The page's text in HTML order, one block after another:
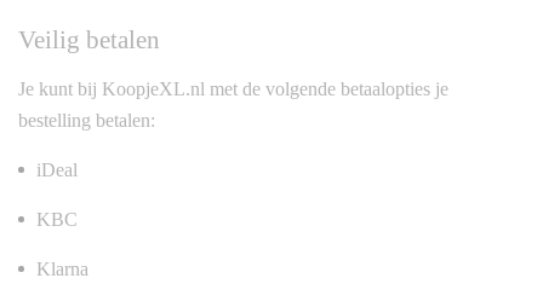
Veilig betalen
Je kunt bij KoopjeXL.nl met de volgende betaalopties je
bestelling betalen:
iDeal
KBC
Klarna